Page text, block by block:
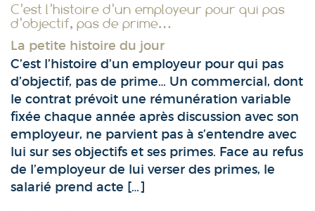
C’est l’histoire d’un employeur pour qui pas
d’objectif, pas de prime…
La petite histoire du jour
C’est l’histoire d’un employeur pour qui pas
d’objectif, pas de prime… Un commercial, dont
le contrat prévoit une rémunération variable
fixée chaque année après discussion avec son
employeur, ne parvient pas à s’entendre avec
lui sur ses objectifs et ses primes. Face au refus
de l’employeur de lui verser des primes, le
salarié prend acte […]